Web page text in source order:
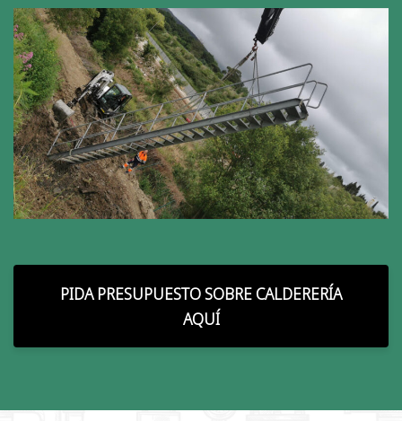
PIDA PRESUPUESTO SOBRE CALDERERÍA
AQUÍ